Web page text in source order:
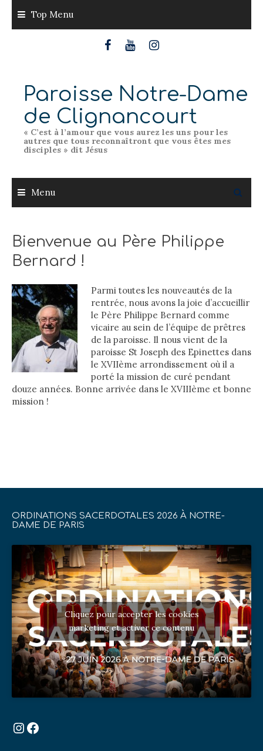
content
Top Menu
Paroisse Notre-Dame
de Clignancourt
« C’est à l’amour que vous aurez les uns pour les
autres que tous reconnaîtront que vous êtes mes
disciples » dit Jésus
Menu
Bienvenue au Père Philippe
Bernard !
Parmi toutes les nouveautés de la
rentrée, nous avons la joie d’accueillir
le Père Philippe Bernard comme
vicaire au sein de l’équipe de prêtres
de la paroisse. Il nous vient de la
paroisse St Joseph des Epinettes dans
le XVIIème arrondissement où il a
porté la mission de curé pendant
douze années. Bonne arrivée dans le XVIIIème et bonne
mission !
ORDINATIONS SACERDOTALES 2026 À NOTRE-
DAME DE PARIS
Cliquez pour accepter les cookies
marketing et activer ce contenu
Instagram
Facebook